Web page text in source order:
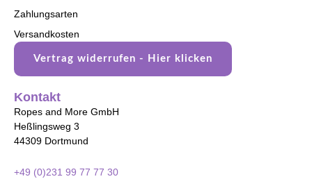
Zahlungsarten
Versandkosten
Vertrag widerrufen - Hier klicken
Kontakt
Ropes and More GmbH
Heßlingsweg 3
44309 Dortmund
+49 (0)231 99 77 77 30